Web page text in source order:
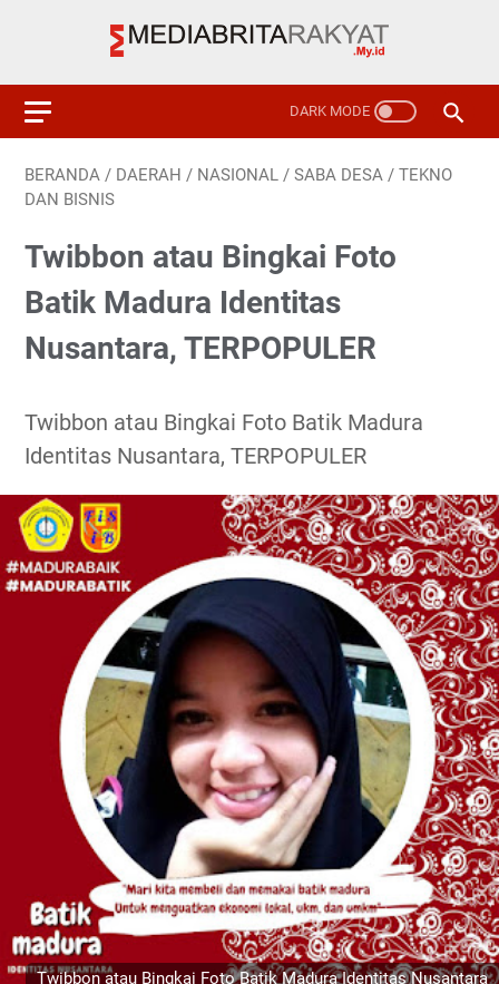
BERANDA / DAERAH / NASIONAL / SABA DESA / TEKNO
DAN BISNIS
Twibbon atau Bingkai Foto
Batik Madura Identitas
Nusantara, TERPOPULER
Twibbon atau Bingkai Foto Batik Madura
Identitas Nusantara, TERPOPULER
Twibbon atau Bingkai Foto Batik Madura Identitas Nusantara